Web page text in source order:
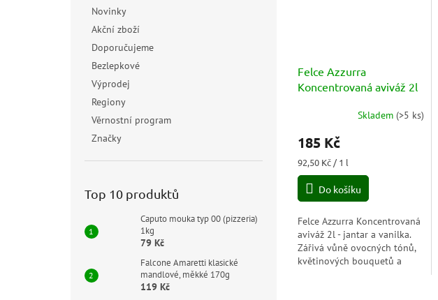
Novinky
Akční zboží
Doporučujeme
Bezlepkové
Výprodej
Regiony
Věrnostní program
Značky
Top 10 produktů
Caputo mouka typ 00 (pizzeria)
1kg
79 Kč
Falcone Amaretti klasické
mandlové, měkké 170g
119 Kč
Felce Azzurra
Koncentrovaná aviváž 2l
produktu
5,0
5
Skladem (>5 ks)
185 Kč
Měrná
cena:
92,50 Kč / 1 l
Do košíku
Felce Azzurra Koncentrovaná
aviváž 2l - jantar a vanilka.
Zářivá vůně ovocných tónů,
květinových bouquetů a